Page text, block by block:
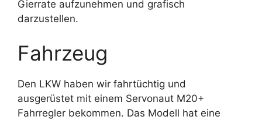
Gierrate aufzunehmen und grafisch
darzustellen.
Fahrzeug
Den LKW haben wir fahrtüchtig und
ausgerüstet mit einem Servonaut M20+
Fahrregler bekommen. Das Modell hat eine